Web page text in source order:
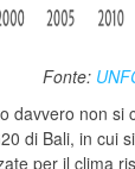
Fonte:
davvero non si
di Bali, in cui
per il clima